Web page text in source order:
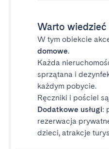
Warto wiedzieć
W tym obiekcie
domowe.
Każda
sprzątana i
każdym pobycie.
Ręczniki i pościel
Dodatkowe usługi:
rezerwacja
dzieci, atrakcje